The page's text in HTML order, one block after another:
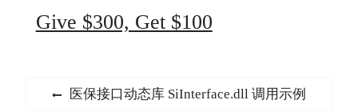
Give $300, Get $100
Previous
医保接口动态库 SiInterface.dll 调用示例